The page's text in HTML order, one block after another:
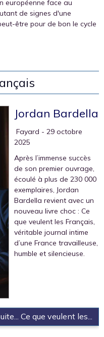
européenne face au
de signes d'une
être pour de bon le cycle
Jordan Bardella
‎ Fayard - 29 octobre
2025
Après l’immense succès
de son premier ouvrage,
écoulé à plus de 230 000
exemplaires, Jordan
Bardella revient avec un
nouveau livre choc : Ce
que veulent les Français,
véritable journal intime
d’une France travailleuse,
humble et silencieuse.
Ce que veulent les...